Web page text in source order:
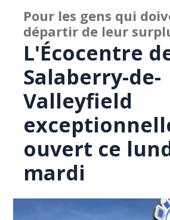
Pour les gens qui
départir de leur
L'Écocentre
Salaberry-de-
Valleyfield
ouvert ce
mardi